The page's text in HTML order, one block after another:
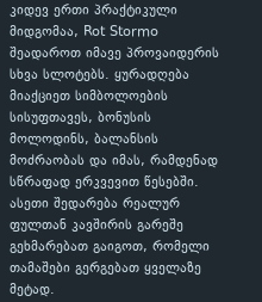
კიდევ ერთი პრაქტიკული
მიდგომაა, Rot Stormo
შეადაროთ იმავე პროვაიდერის
სხვა სლოტებს. ყურადღება
მიაქციეთ სიმბოლოების
სისუფთავეს, ბონუსის
მოლოდინს, ბალანსის
მოძრაობას და იმას, რამდენად
სწრაფად ერკვევით წესებში.
ასეთი შედარება რეალურ
ფულთან კავშირის გარეშე
გეხმარებათ გაიგოთ, რომელი
თამაშები გერგებათ ყველაზე
მეტად.